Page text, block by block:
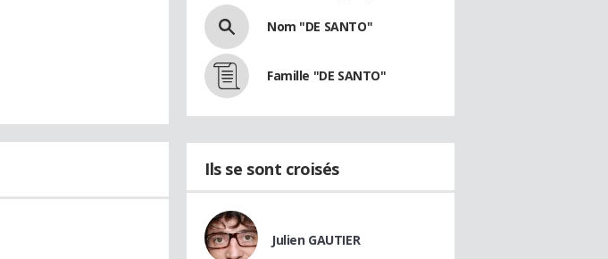
Nom "DE SANTO"
Famille "DE SANTO"
Ils se sont croisés
Julien GAUTIER